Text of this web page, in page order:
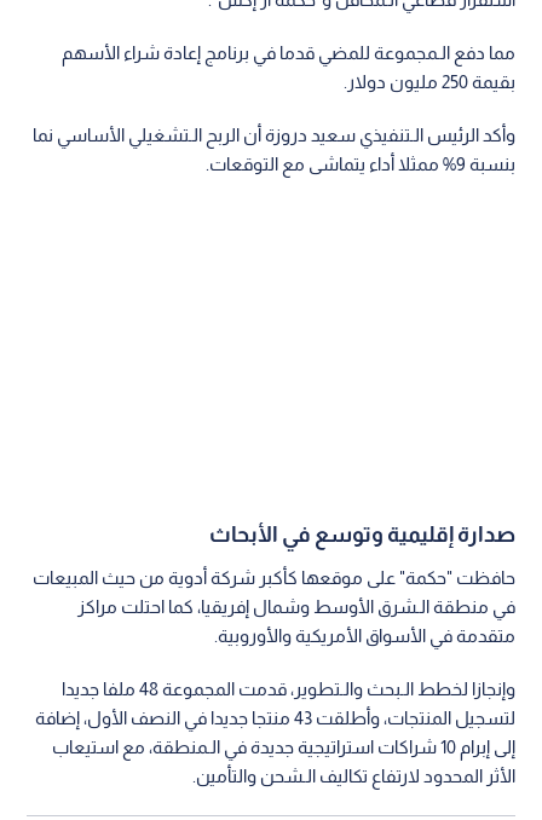
مما دفع الـمجموعة للمضي قدما في برنامج إعادة شراء الأسهم
بقيمة 250 مليون دولار.
وأكد الرئيس الـتنفيذي سعيد دروزة أن الربح الـتشغيلي الأساسي نما
بنسبة 9% ممثلا أداء يتماشى مع التوقعات.
صدارة إقليمية وتوسع في الأبحاث
حافظت "حكمة" على موقعها كأكبر شركة أدوية من حيث المبيعات
في منطقة الـشرق الأوسط وشمال إفريقيا، كما احتلت مراكز
متقدمة في الأسواق الأمريكية والأوروبية.
وإنجازا لخطط الـبحث والـتطوير، قدمت المجموعة 48 ملفا جديدا
لتسجيل المنتجات، وأطلقت 43 منتجا جديدا في النصف الأول، إضافة
إلى إبرام 10 شراكات استراتيجية جديدة في الـمنطقة، مع استيعاب
الأثر المحدود لارتفاع تكاليف الـشحن والتأمين.